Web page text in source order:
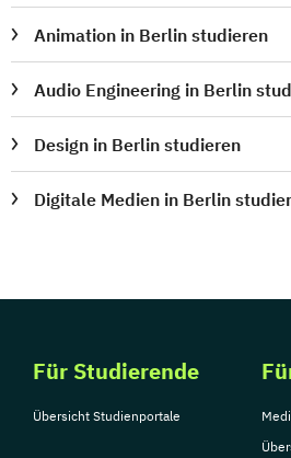
Animation in Berlin studieren
Audio Engineering in Berlin
Design in Berlin studieren
Digitale Medien in Berlin
Für Studierende
Übersicht Studienportale